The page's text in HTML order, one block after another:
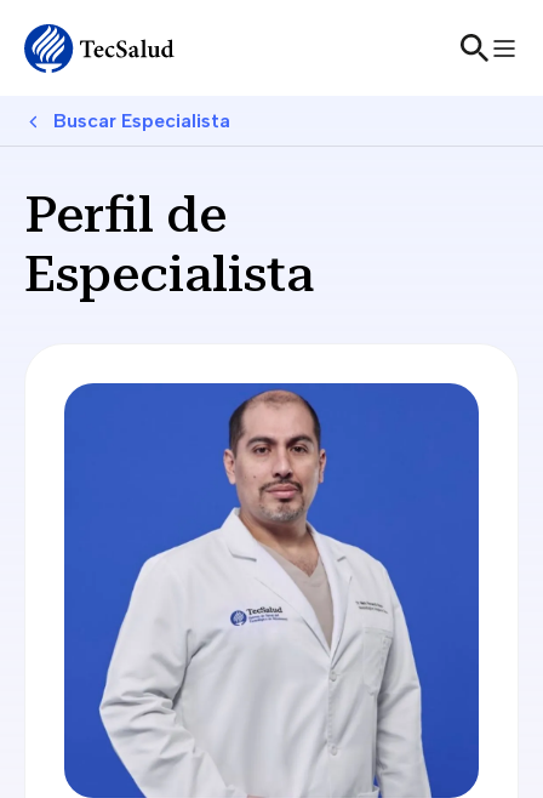
BreadcrumbBuscar Especialista
Perfil de
Especialista